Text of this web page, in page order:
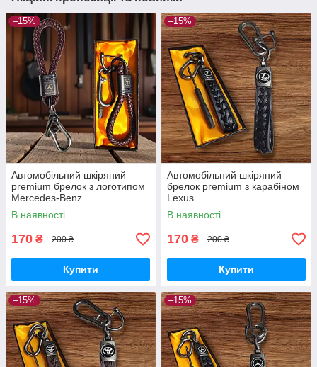
–15%
Автомобільний шкіряний
premium брелок з логотипом
Mercedes-Benz
В наявності
170 ₴ 200 ₴
Купити
–15%
Автомобільний шкіряний
брелок premium з карабіном
Lexus
В наявності
170 ₴ 200 ₴
Купити
–15% –15%